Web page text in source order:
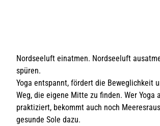
Nordseeluft einatmen. Nordseeluft
spüren.
Yoga entspannt, fördert die Beweglichkeit
Weg, die eigene Mitte zu finden. Wer Yoga
praktiziert, bekommt auch noch
gesunde Sole dazu.